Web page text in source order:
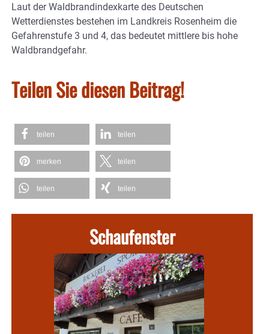
Laut der Waldbrandindexkarte des Deutschen
Wetterdienstes bestehen im Landkreis Rosenheim die
Gefahrenstufe 3 und 4, das bedeutet mittlere bis hohe
Waldbrandgefahr.
Teilen Sie diesen Beitrag!
teilen teilen
merken teilen
teilen teilen
Schaufenster